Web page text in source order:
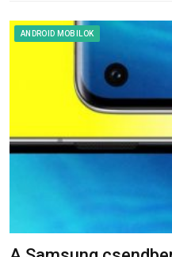
ANDROID MOBILOK